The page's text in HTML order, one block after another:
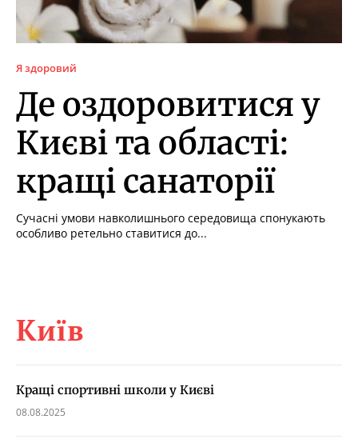
Я здоровий
Де оздоровитися у
Києві та області:
кращі санаторії
Сучасні умови навколишнього середовища спонукають
особливо ретельно ставитися до...
Київ
Кращі спортивні школи у Києві
08.08.2025